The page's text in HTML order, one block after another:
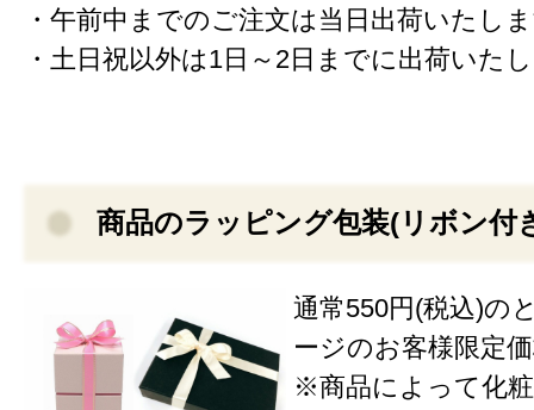
・午前中までのご注文は当日出荷いたし
・土日祝以外は1日～2日までに出荷いた
商品のラッピング包装(リボン付
通常550円(税込)の
ージのお客様限定
※商品によって化